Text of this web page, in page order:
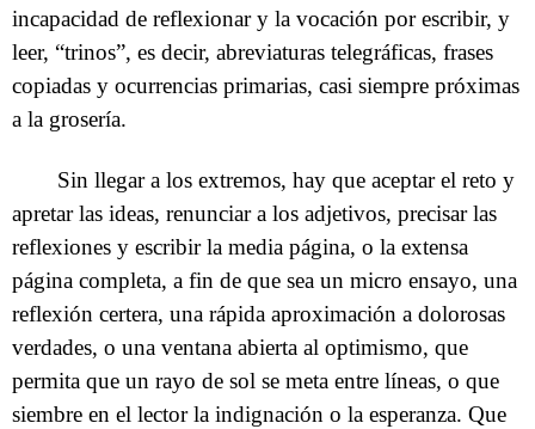
incapacidad de reflexionar y la vocación por escribir, y
leer, “trinos”, es decir, abreviaturas telegráficas, frases
copiadas y ocurrencias primarias, casi siempre próximas
a la grosería.
Sin llegar a los extremos, hay que aceptar el reto y
apretar las ideas, renunciar a los adjetivos, precisar las
reflexiones y escribir la media página, o la extensa
página completa, a fin de que sea un micro ensayo, una
reflexión certera, una rápida aproximación a dolorosas
verdades, o una ventana abierta al optimismo, que
permita que un rayo de sol se meta entre líneas, o que
siembre en el lector la indignación o la esperanza. Que